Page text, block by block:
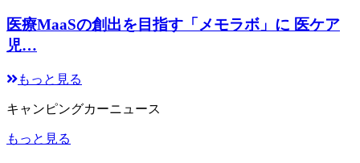
医療MaaSの創出を目指す「メモラボ」に 医ケア
児…
もっと見る
キャンピングカーニュース
もっと見る